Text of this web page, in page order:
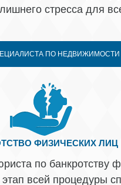
стресса для
ПО НЕДВИЖИМОСТИ
ФИЗИЧЕСКИХ ЛИЦ
по банкротству
всей процедуры